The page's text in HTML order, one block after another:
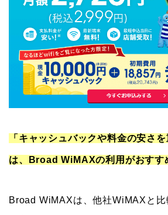
「キャッシュバックや料金の安さを
は、Broad WiMAXの利用がおすす
Broad WiMAXは、他社WiMAXと比